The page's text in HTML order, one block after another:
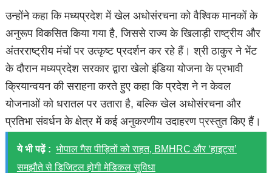
उन्होंने कहा कि मध्यप्रदेश में खेल अधोसंरचना को वैश्विक मानकों के
अनुरूप विकसित किया गया है, जिससे राज्य के खिलाड़ी राष्ट्रीय और
अंतरराष्ट्रीय मंचों पर उत्कृष्ट प्रदर्शन कर रहे हैं। श्री ठाकुर ने भेंट
के दौरान मध्यप्रदेश सरकार द्वारा खेलो इंडिया योजना के प्रभावी
क्रियान्वयन की सराहना करते हुए कहा कि प्रदेश ने न केवल
योजनाओं को धरातल पर उतारा है, बल्कि खेल अधोसंरचना और
प्रतिभा संवर्धन के क्षेत्र में कई अनुकरणीय उदाहरण प्रस्तुत किए हैं।
ये भी पढ़ें : भोपाल गैस पीड़ितों को राहत, BMHRC और ‘हाइट्स’
समझौते से डिजिटल होगी मेडिकल सुविधा